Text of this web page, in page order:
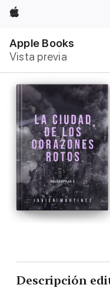
Apple
Apple Books
Vista previa
local
Abrir
Descripción